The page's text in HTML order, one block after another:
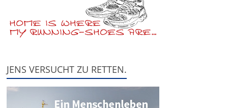
JENS VERSUCHT ZU RETTEN.